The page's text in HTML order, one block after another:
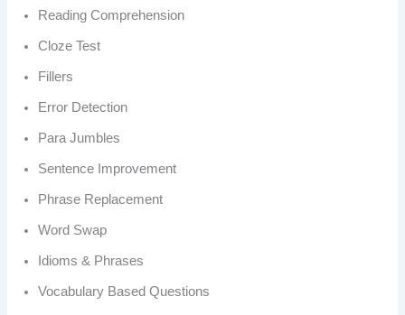
Reading Comprehension
Cloze Test
Fillers
Error Detection
Para Jumbles
Sentence Improvement
Phrase Replacement
Word Swap
Idioms & Phrases
Vocabulary Based Questions